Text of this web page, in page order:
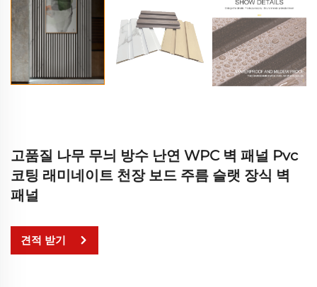
고품질 나무 무늬 방수 난연 WPC 벽 패널 Pvc
코팅 래미네이트 천장 보드 주름 슬랫 장식 벽
패널
견적 받기